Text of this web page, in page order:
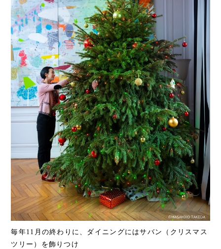
毎年11月の終わりに、ダイニングにはサバン（クリスマス
ツリー）を飾りつけ